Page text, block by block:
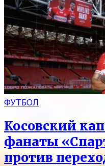
ФУТБОЛ
Косовский
фанаты
против